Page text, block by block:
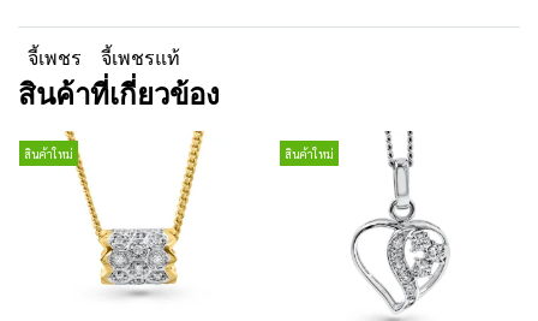
จี้เพชร จี้เพชรแท้
สินค้าที่เกี่ยวข้อง
สินค้าใหม่ สินค้าใหม่